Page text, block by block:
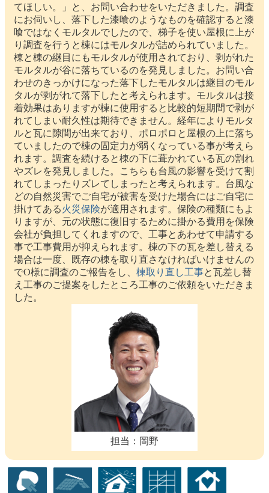
てほしい。」と、お問い合わせをいただきました。調査
にお伺いし、落下した漆喰のようなものを確認すると漆
喰ではなくモルタルでしたので、梯子を使い屋根に上が
り調査を行うと棟にはモルタルが詰められていました。
棟と棟の継目にもモルタルが使用されており、剥がれた
モルタルが谷に落ちているのを発見しました。お問い合
わせのきっかけになった落下したモルタルは継目のモル
タルが剥がれて落下したと考えられます。モルタルは接
着効果はありますが棟に使用すると比較的短期間で剥が
れてしまい耐久性は期待できません。経年によりモルタ
ルと瓦に隙間が出来ており、ポロポロと屋根の上に落ち
ていましたので棟の固定力が弱くなっている事が考えら
れます。調査を続けると棟の下に葺かれている瓦の割れ
やズレを発見しました。こちらも台風の影響を受けて割
れてしまったりズレてしまったと考えられます。台風な
どの自然災害でご自宅が被害を受けた場合にはご自宅に
掛けてある火災保険が適用されます。保険の種類にもよ
りますが、元の状態に復旧するために掛かる費用を保険
会社が負担してくれますので、工事とあわせて申請する
事で工事費用が抑えられます。棟の下の瓦を差し替える
場合は一度、既存の棟を取り直さなければいけませんの
でO様に調査のご報告をし、 棟取り直し工事と瓦差し替
え工事のご提案をしたところ工事のご依頼をいただきま
した。
担当：岡野